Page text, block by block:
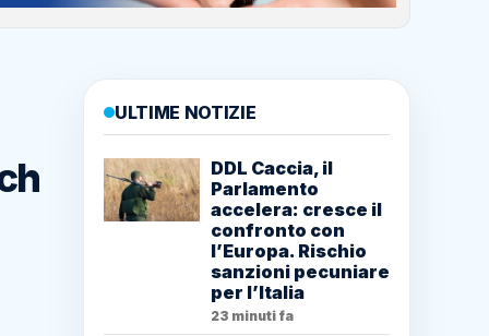
ULTIME NOTIZIE
DDL Caccia, il
Parlamento
accelera: cresce il
confronto con
l’Europa. Rischio
sanzioni pecuniare
per l’Italia
23 minuti fa